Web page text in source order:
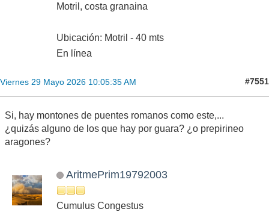
Motril, costa granaina
Ubicación: Motril - 40 mts
En línea
Viernes 29 Mayo 2026 10:05:35 AM #7551
Si, hay montones de puentes romanos como este,...
¿quizás alguno de los que hay por guara? ¿o prepirineo
aragones?
AritmePrim19792003
Cumulus Congestus